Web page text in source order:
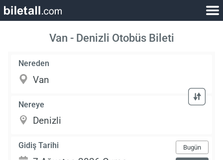
Van - Denizli Otobüs Bileti
Nereden
Nereye
Gidiş Tarihi Bugün